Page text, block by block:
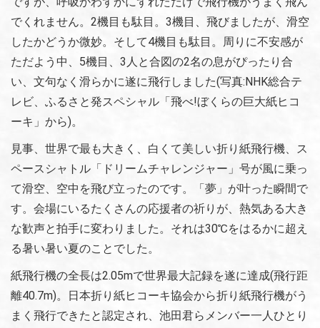
でくれません。2機目も駄目。3機目、飛びましたが、滑空
したかどうか微妙。そして4機目も駄目。周りに不安感が
ただよう中、5機目、3人と合図の2名の息がぴったり合
い、文句なく滑らかに遂に飛行しました(写真:NHK総合テ
レビ、ふるさと発スペシャル「飛べ!ぼくらの巨大紙ヒコ
ーキ」から)。
見事、世界で最も大きく、白くて美しい折り紙飛行機、ス
ペースシャトル「ドリームチャレンジャー」号が風に乗っ
て滑空、空中を飛び立ったのです。「夢」が叶った瞬間で
す。会場にいるたくさんの応援者の祈りが、熱気ある大き
な歓声と拍手に変わりました。それは30℃をはるかに超え
る暑い暑い夏のことでした。
紙飛行機の全長は2.05mで世界最大記録を遂に達成(飛行距
離40.7m)。日本折り紙ヒコーキ協会から折り紙飛行機がう
まく飛行できたと認定され、池田君らメンバー一人ひとり